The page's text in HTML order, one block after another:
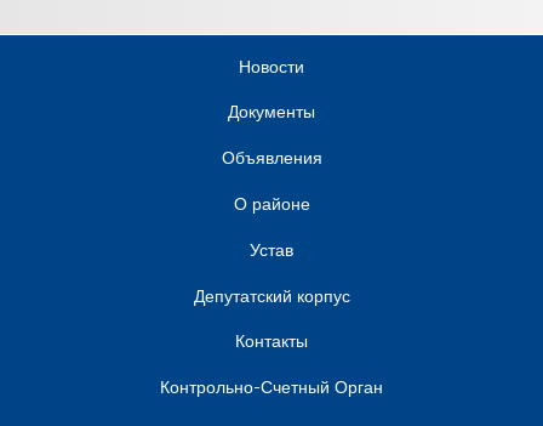
Новости
Документы
Объявления
О районе
Устав
Депутатский корпус
Контакты
Контрольно-Счетный Орган